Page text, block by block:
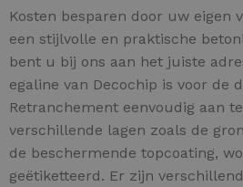
Kosten besparen door uw eigen
een stijlvolle en praktische
bent u bij ons aan het juiste
egaline van Decochip is voor de
Retranchement eenvoudig aan
verschillende lagen zoals de
de beschermende topcoating,
geëtiketteerd. Er zijn